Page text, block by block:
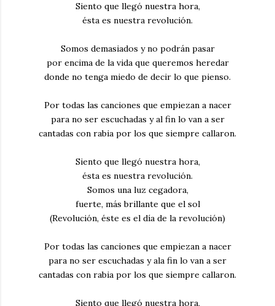
Siento que llegó nuestra hora,
ésta es nuestra revolución.
Somos demasiados y no podrán pasar
por encima de la vida que queremos heredar
donde no tenga miedo de decir lo que pienso.
Por todas las canciones que empiezan a nacer
para no ser escuchadas y al fin lo van a ser
cantadas con rabia por los que siempre callaron.
Siento que llegó nuestra hora,
ésta es nuestra revolución.
Somos una luz cegadora,
fuerte, más brillante que el sol
(Revolución, éste es el día de la revolución)
Por todas las canciones que empiezan a nacer
para no ser escuchadas y ala fin lo van a ser
cantadas con rabia por los que siempre callaron.
Siento que llegó nuestra hora,